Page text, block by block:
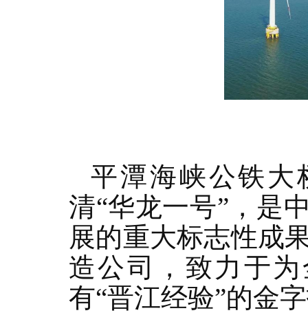
平潭海峡公铁大
清“华龙一号”，是
展的重大标志性成
造公司，致力于
有“晋江经验”的金